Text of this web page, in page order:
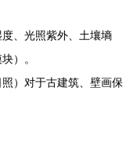
度、光照紫外、土壤墒
）。
）对于古建筑、壁画保